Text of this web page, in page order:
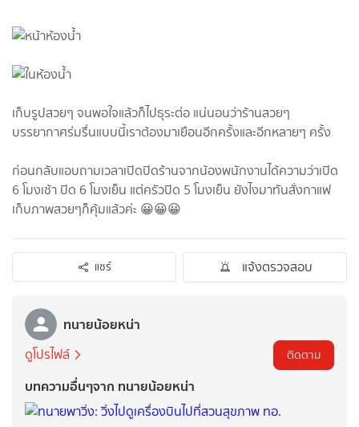
เก็บรูปสวยๆ จนพอใจแล้วก็ไปธุระต่อ แน่นอนว่าร้านสวยๆ
บรรยากาศร่มรื่นแบบนี้เราต้องมาเยือนอีกครั้งและอีกหลายๆ ครั้ง
ก่อนกลับแอบถามเวลาเปิดปิดร้านจากน้องพนักงานได้ความว่าเปิด
6 โมงเช้า ปิด 6 โมงเย็น แต่ครัวปิด 5 โมงเย็น ยังไงมาทันสั่งกาแฟ
เก็บภาพสวยๆก็คุ้มแล้วค่ะ 😀😀😀
แชร์ แจ้งตรวจสอบ
ทนายน้อยหน่า
ดูโปรไฟล์ ติดตาม
บทความอื่นๆจาก ทนายน้อยหน่า